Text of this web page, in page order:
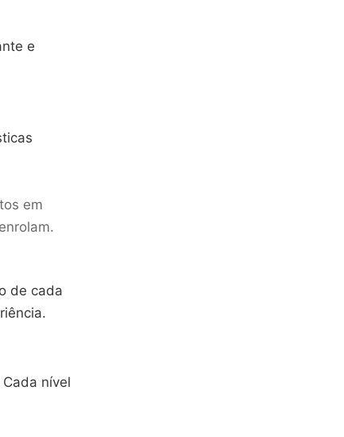
e
em
de cada
nível